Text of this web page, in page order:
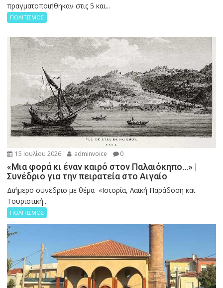
πραγματοποιήθηκαν στις 5 και...
ΠΟΛΙΤΙΣΜΟΣ
15 Ιουλίου 2026 adminvoice 0
«Μια φορά κι έναν καιρό στον Παλαιόκηπο…» |
Συνέδριο για την πειρατεία στο Αιγαίο
Διήμερο συνέδριο με θέμα «Ιστορία, Λαϊκή Παράδοση και
Τουριστική...
ΠΟΛΙΤΙΣΜΟΣ